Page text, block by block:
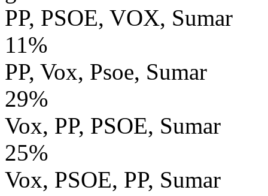
PP, PSOE, VOX, Sumar
11%
PP, Vox, Psoe, Sumar
29%
Vox, PP, PSOE, Sumar
25%
Vox, PSOE, PP, Sumar